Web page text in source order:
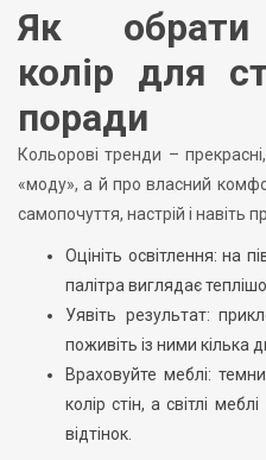
Як обрати
колір для
поради
Кольорові тренди –
«моду», а й про власний
самопочуття, настрій і навіть
Оцініть освітлення: на
палітра виглядає
Уявіть результат:
поживіть із ними кілька
Враховуйте меблі:
колір стін, а світлі
відтінок.